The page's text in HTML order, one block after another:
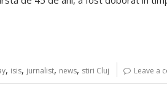
, isis, jurnalist, news, stiri Cluj Leave a